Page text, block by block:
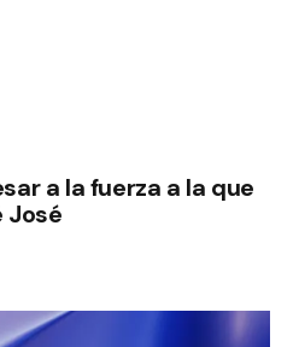
a la fuerza a la que
José